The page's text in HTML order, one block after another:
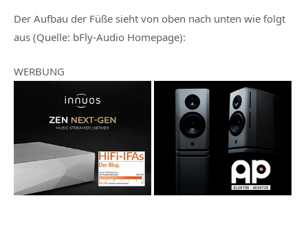
Der Aufbau der Füße sieht von oben nach unten wie folgt
aus (Quelle: bFly-Audio Homepage):
WERBUNG